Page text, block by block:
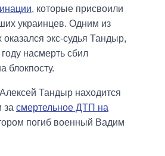
, которые присвоили
украинцев. Одним из
экс-судья Тандыр,
насмерть сбил
блокпосту.
Тандыр находится
за смертельное ДТП на
погиб военный Вадим